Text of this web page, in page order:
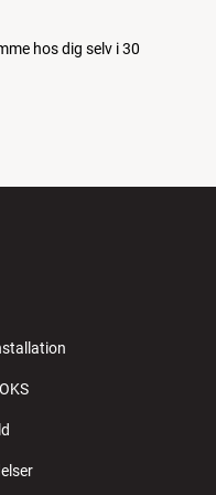
hos dig selv i 30